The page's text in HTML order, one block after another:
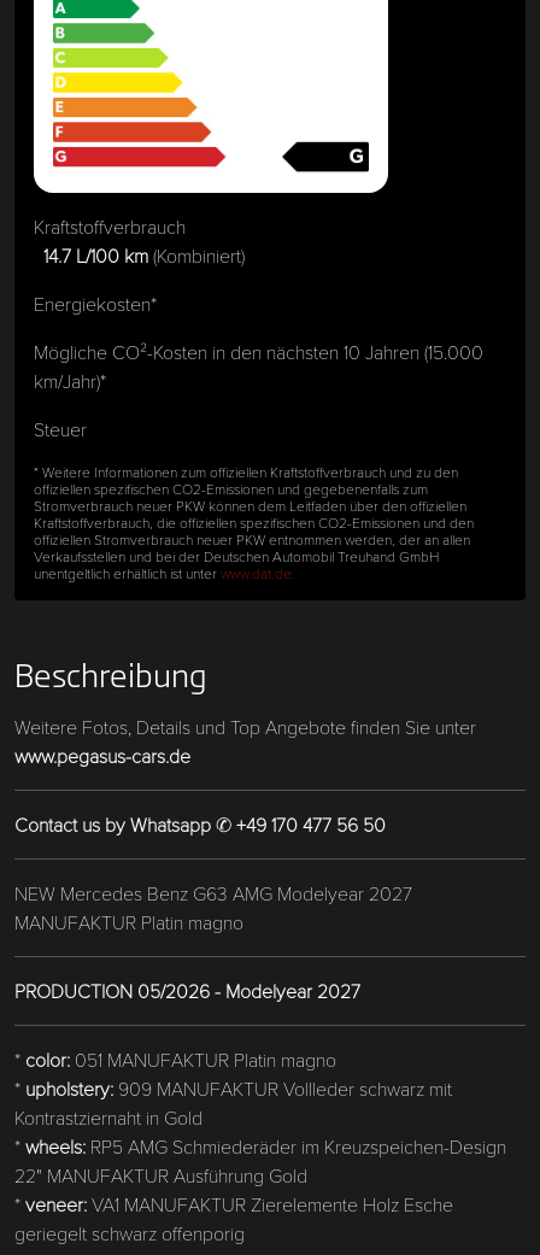
Kraftstoffverbrauch
14.7 L/100 km(Kombiniert)
Energiekosten*
Mögliche CO²-Kosten in den nächsten 10 Jahren (15.000
km/Jahr)*
Steuer
* Weitere Informationen zum offiziellen Kraftstoffverbrauch und zu den
offiziellen spezifischen CO2-Emissionen und gegebenenfalls zum
Stromverbrauch neuer PKW können dem Leitfaden über den offiziellen
Kraftstoffverbrauch, die offiziellen spezifischen CO2-Emissionen und den
offiziellen Stromverbrauch neuer PKW entnommen werden, der an allen
Verkaufsstellen und bei der Deutschen Automobil Treuhand GmbH
unentgeltlich erhältlich ist unterwww.dat.de.
Beschreibung
Weitere Fotos, Details und Top Angebote finden Sie unter
www.pegasus-cars.de
Contact us by Whatsapp✆+49 170 477 56 50
NEW Mercedes Benz G63 AMG Modelyear 2027
MANUFAKTUR Platin magno
PRODUCTION 05/2026 - Modelyear 2027
* color: 051 MANUFAKTUR Platin magno
* upholstery: 909 MANUFAKTUR Vollleder schwarz mit
Kontrastziernaht in Gold
*wheels: RP5 AMG Schmiederäder im Kreuzspeichen-Design
22" MANUFAKTUR Ausführung Gold
*veneer:VA1 MANUFAKTUR Zierelemente Holz Esche
geriegelt schwarz offenporig